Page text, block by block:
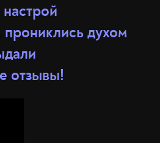
духом
отзывы!